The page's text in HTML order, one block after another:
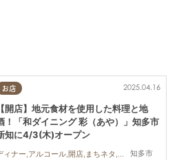
お店
知多市
2025.04.16
【開店】地元食材を使用した料理と地
！「和ダイニング 彩（あや）」知多市
知に4/3(木)オープン